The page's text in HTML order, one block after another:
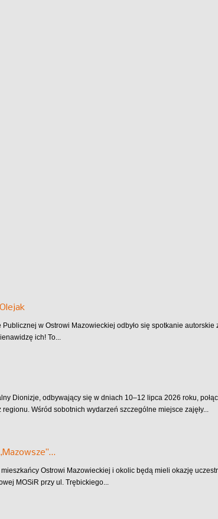
w Ostrowi Mazowieckiej odbyło się spotkanie
ich! To...
Dionizje, odbywający się w dniach 10–12 lipca 2026 roku,
Wśród sobotnich wydarzeń szczególne miejsce zajęły...
Ostrowi Mazowieckiej i okolic będą mieli okazję
MOSiR przy ul. Trębickiego...